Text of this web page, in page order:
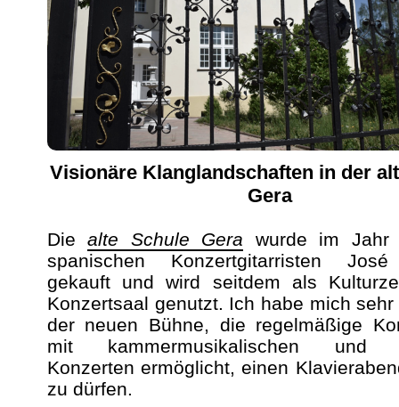
Visionäre Klanglandschaften in der
Gera
Diealte Schule Gera wurde im Jahr
spanischen Konzertgitarristen
gekauft und wird seitdem als
Konzertsaal genutzt. Ich habe mich
der neuen Bühne, die regelmäßige
mit kammermusikalischen und
Konzerten ermöglicht, einen
zu dürfen.